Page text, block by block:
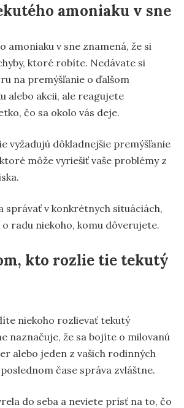
amoniaku v sne
amoniaku v sne znamená, že si
ktoré robíte. Nedávate si
na premýšľanie o ďalšom
alebo akcii, ale reagujete
čo sa okolo vás deje.
vyžadujú dôkladnejšie premýšľanie
môže vyriešiť vaše problémy z
správať v konkrétnych situáciách,
radu niekoho, komu dôverujete.
kto rozlie tie tekutý
niekoho rozlievať tekutý
naznačuje, že sa bojíte o milovanú
alebo jeden z vašich rodinných
čase správa zvláštne.
do seba a neviete prísť na to, čo